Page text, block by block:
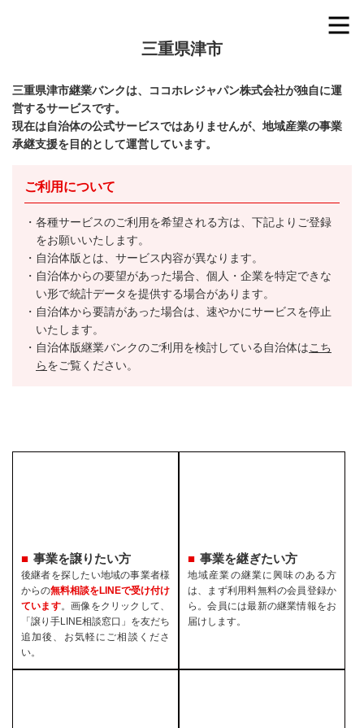
三重県津市
三重県津市継業バンクは、ココホレジャパン株式会社が独自に運
営するサービスです。
現在は自治体の公式サービスではありませんが、地域産業の事業
承継支援を目的として運営しています。
ご利用について
各種サービスのご利用を希望される方は、下記よりご登録
をお願いいたします。
自治体版とは、サービス内容が異なります。
自治体からの要望があった場合、個人・企業を特定できな
い形で統計データを提供する場合があります。
自治体から要請があった場合は、速やかにサービスを停止
いたします。
自治体版継業バンクのご利用を検討している自治体はこち
らをご覧ください。
事業を譲りたい方
後継者を探したい地域の事業者様
からの無料相談をLINEで受け付け
ています。画像をクリックして、
「譲り手LINE相談窓口」を友だち
追加後、お気軽にご相談くださ
い。
事業を継ぎたい方
地域産業の継業に興味のある方
は、まず利用料無料の会員登録か
ら。会員には最新の継業情報をお
届けします。